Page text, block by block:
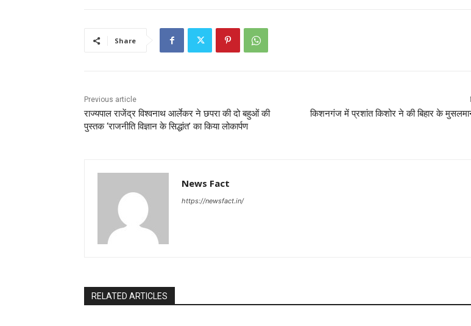
Share
Previous article
राज्यपाल राजेंद्र विश्वनाथ आर्लेकर ने छपरा की दो बहुओं की
पुस्तक ‘राजनीति विज्ञान के सिद्धांत’ का किया लोकार्पण
किशनगंज में प्रशांत किशोर ने की बिहार के
News Fact
https://newsfact.in/
RELATED ARTICLES